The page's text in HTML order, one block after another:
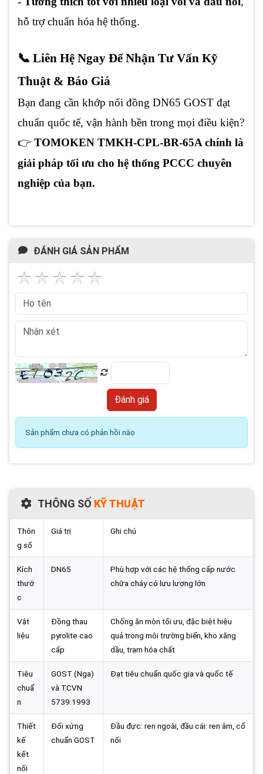
hỗ trợ chuẩn hóa hệ thống.
📞 Liên Hệ Ngay Để Nhận Tư Vấn Kỹ
Thuật & Báo Giá
Bạn đang cần khớp nối đồng DN65 GOST đạt
chuẩn quốc tế, vận hành bền trong mọi điều kiện?
👉 TOMOKEN TMKH-CPL-BR-65A chính là
giải pháp tối ưu cho hệ thống PCCC chuyên
nghiệp của bạn.
ĐÁNH GIÁ SẢN PHẨM
Sản phẩm chưa có phản hồi nào
THÔNG SỐ KỸ THUẬT
Thôn
g số
Giá trị Ghi chú
Kích
thướ
c
DN65
Phù hợp với các hệ thống cấp nước
chữa cháy có lưu lượng lớn
Vật
liệu
Đồng thau
pyrolite cao
cấp
Chống ăn mòn tối ưu, đặc biệt hiệu
quả trong môi trường biển, kho xăng
dầu, trạm hóa chất
Tiêu
chuẩ
n
GOST (Nga)
và TCVN
5739:1993
Đạt tiêu chuẩn quốc gia và quốc tế
Thiết
kế
kết
nối
Đối xứng
chuẩn GOST
Đầu đực: ren ngoài, đầu cái: ren âm, cổ
nối